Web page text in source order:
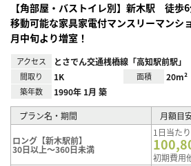
【角部屋・バストイレ別】新木駅 徒
移動可能な家具家電付マンスリーマン
月中旬より増室！
アクセス とさでん交通桟橋線「高知駅前駅」
間取り 1K 面積 20m²
築年数 1990年 1月 築
プラン名・期間 月額目
ロング【新木駅前】
30日以上～360日未満
1日当た
初期費用